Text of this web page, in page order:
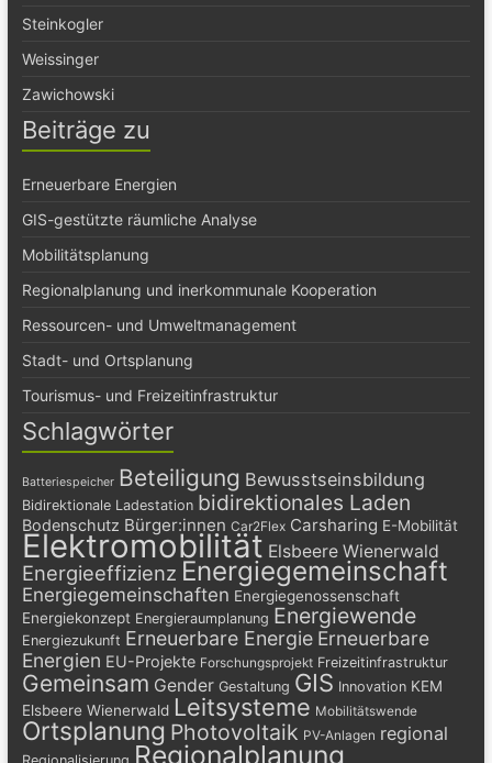
Steinkogler
Weissinger
Zawichowski
Beiträge zu
Erneuerbare Energien
GIS-gestützte räumliche Analyse
Mobilitätsplanung
Regionalplanung und inerkommunale Kooperation
Ressourcen- und Umweltmanagement
Stadt- und Ortsplanung
Tourismus- und Freizeitinfrastruktur
Schlagwörter
Batteriespeicher Beteiligung Bewusstseinsbildung
Bidirektionale Ladestation bidirektionales Laden
Bodenschutz Bürger:innen Car2Flex Carsharing E-Mobilität
Elektromobilität Elsbeere Wienerwald
Energieeffizienz Energiegemeinschaft
Energiegemeinschaften Energiegenossenschaft
Energiekonzept Energieraumplanung Energiewende
Energiezukunft Erneuerbare Energie Erneuerbare
Energien EU-Projekte Forschungsprojekt Freizeitinfrastruktur
Gemeinsam Gender Gestaltung GIS Innovation KEM
Elsbeere Wienerwald Leitsysteme Mobilitätswende
Ortsplanung Photovoltaik PV-Anlagen regional
Regionalplanung